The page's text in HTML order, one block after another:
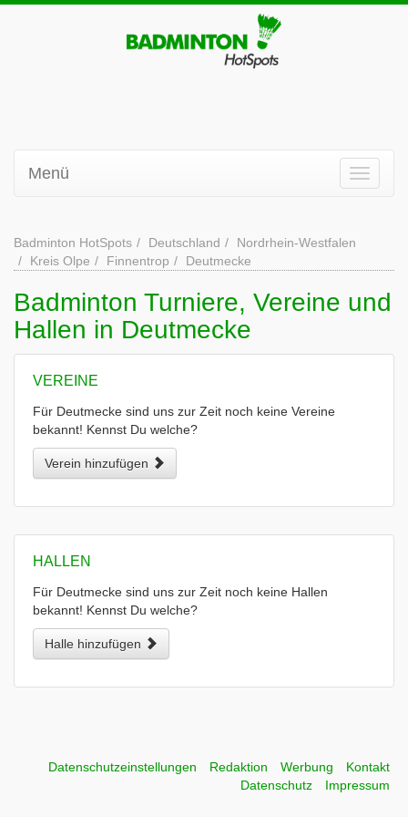
Menü
Badminton HotSpots Deutschland
Nordrhein-Westfalen
Kreis Olpe
Finnentrop Deutmecke
Badminton Turniere, Vereine und
Hallen in Deutmecke
VEREINE
Für Deutmecke sind uns zur Zeit noch keine Vereine
bekannt! Kennst Du welche?
Verein hinzufügen
HALLEN
Für Deutmecke sind uns zur Zeit noch keine Hallen
bekannt! Kennst Du welche?
Halle hinzufügen
Datenschutzeinstellungen Redaktion Werbung
Kontakt
Datenschutz
Impressum